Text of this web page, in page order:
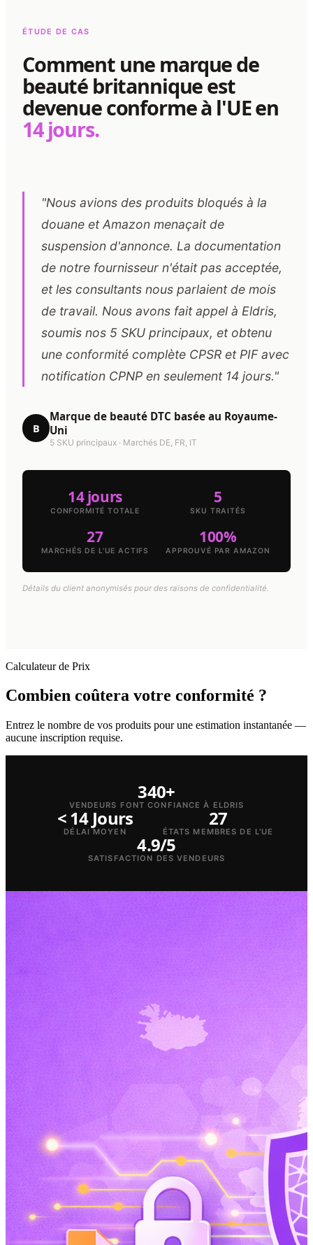
ÉTUDE DE CAS
Comment une marque de
beauté britannique est
devenue conforme à l'UE en
14 jours.
"Nous avions des produits bloqués à la
douane et Amazon menaçait de
suspension d'annonce. La documentation
de notre fournisseur n'était pas acceptée,
et les consultants nous parlaient de mois
de travail. Nous avons fait appel à Eldris,
soumis nos 5 SKU principaux, et obtenu
une conformité complète CPSR et PIF avec
notification CPNP en seulement 14 jours."
B
Marque de beauté DTC basée au Royaume-
Uni
5 SKU principaux · Marchés DE, FR, IT
14 jours
CONFORMITÉ TOTALE
5
SKU TRAITÉS
27
MARCHÉS DE L'UE ACTIFS
100%
APPROUVÉ PAR AMAZON
Détails du client anonymisés pour des raisons de confidentialité.
Calculateur de Prix
Combien coûtera votre conformité ?
Entrez le nombre de vos produits pour une estimation instantanée —
aucune inscription requise.
340+
VENDEURS FONT CONFIANCE À ELDRIS
< 14 Jours
DÉLAI MOYEN
27
ÉTATS MEMBRES DE L'UE
4.9/5
SATISFACTION DES VENDEURS